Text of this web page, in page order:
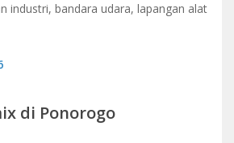
industri, bandara udara, lapangan alat
di Ponorogo